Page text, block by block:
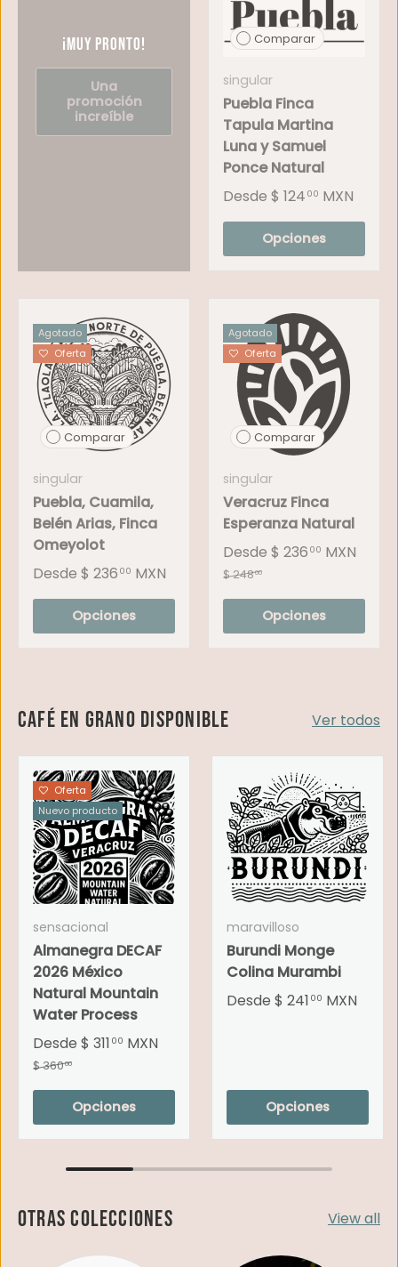
¡Muy pronto!
Una
promoción
increíble
Comparar
singular
Puebla Finca
Tapula Martina
Luna y Samuel
Ponce Natural
Desde $ 124 00 MXN
Opciones
Agotado
Oferta
Comparar
singular
Puebla, Cuamila,
Belén Arias, Finca
Omeyolot
Desde $ 236 00 MXN
Opciones
Agotado
Oferta
Comparar
singular
Veracruz Finca
Esperanza Natural
Desde $ 236 00 MXN
$ 24800
Opciones
Café en grano disponible Ver todos
Oferta
Nuevo producto
sensacional
Almanegra DECAF
2026 México
Natural Mountain
Water Process
Desde $ 311 00 MXN
$ 36000
Opciones
maravilloso
Burundi Monge
Colina Murambi
Desde $ 241 00 MXN
Opciones
Otras colecciones View all